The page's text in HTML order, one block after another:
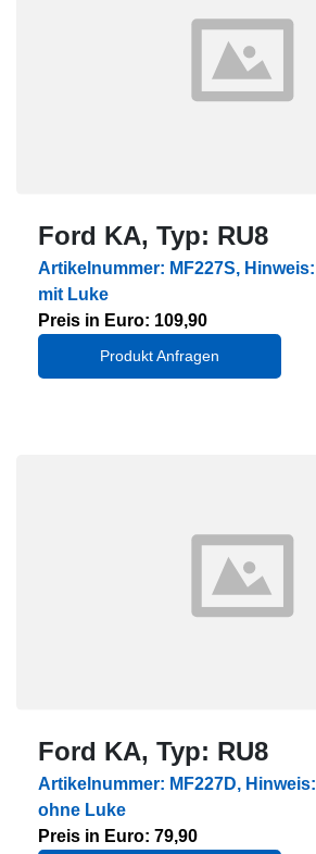
Ford KA, Typ: RU8
Artikelnummer: MF227S, Hinweis:
mit Luke
Preis in Euro: 109,90
Produkt Anfragen
Ford KA, Typ: RU8
Artikelnummer: MF227D, Hinweis:
ohne Luke
Preis in Euro: 79,90